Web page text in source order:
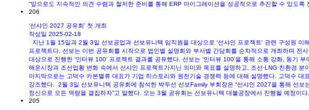
“앞으로도 지속적인 의견 수렴과 철저한 준비를 통해 ERP 마이그레이션을 성공적으로 추진할 수 있도록
206
‘선샤인 2027 공유회’ 첫 개최
작성일 2025-02-18
지난 1월 15일과 2월 3일 선보공업과 선보유니텍 임직원을 대상으로 '선샤인 프로젝트' 관련 구성원 이
프로젝트다. 선보는 이번 공유회를 시작으로 법인별 설명회와 부서별 간담회를 순차적으로 개최하며
대상으로 진행한 ‘인터뷰 100’ 프로젝트 결과를 공유했다. 선보는 ‘인터뷰 100’을 통해 소통 강화, 동
해운시장과 조선업황 변화 속에서 선샤인 프로젝트가지닌 의미와 목표를 설명하고, 조선·LNG·친환경
마지막으로는 고덕수 카본밸류 대표가 기업 히스토리와 원천기술 경쟁력 등에 대해 설명했다. 고덕수
강조했다. 2월 3일 선보유니텍 공유회에 참석한 박두선 선보Family 부회장은 “선샤인 2027을 통해 선
정신으로 모든 역량을 결집하자”고 말했다. 오는 3월 공유회는 선보유니텍 대불공장에서 진행될 예정이다.​​
205